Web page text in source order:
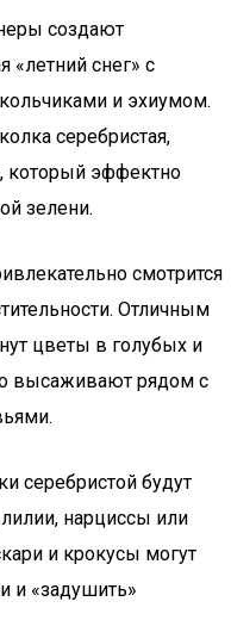
создают
«летний снег» с
и эхиумом.
серебристая,
который эффектно
зелени.
смотрится
Отличным
цветы в голубых и
высаживают рядом с
серебристой будут
нарциссы или
и крокусы могут
и «задушить»